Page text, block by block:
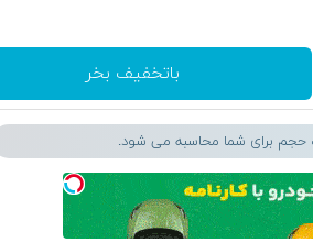
باتخفیف بخر
حجم برای شما محاسبه می شود.